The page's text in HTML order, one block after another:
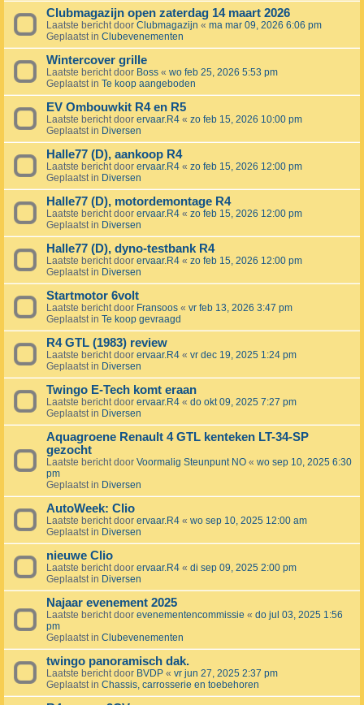
Clubmagazijn open zaterdag 14 maart 2026
Laatste bericht door Clubmagazijn « ma mar 09, 2026 6:06 pm
Geplaatst in Clubevenementen
Wintercover grille
Laatste bericht door Boss « wo feb 25, 2026 5:53 pm
Geplaatst in Te koop aangeboden
EV Ombouwkit R4 en R5
Laatste bericht door ervaar.R4 « zo feb 15, 2026 10:00 pm
Geplaatst in Diversen
Halle77 (D), aankoop R4
Laatste bericht door ervaar.R4 « zo feb 15, 2026 12:00 pm
Geplaatst in Diversen
Halle77 (D), motordemontage R4
Laatste bericht door ervaar.R4 « zo feb 15, 2026 12:00 pm
Geplaatst in Diversen
Halle77 (D), dyno-testbank R4
Laatste bericht door ervaar.R4 « zo feb 15, 2026 12:00 pm
Geplaatst in Diversen
Startmotor 6volt
Laatste bericht door Fransoos « vr feb 13, 2026 3:47 pm
Geplaatst in Te koop gevraagd
R4 GTL (1983) review
Laatste bericht door ervaar.R4 « vr dec 19, 2025 1:24 pm
Geplaatst in Diversen
Twingo E-Tech komt eraan
Laatste bericht door ervaar.R4 « do okt 09, 2025 7:27 pm
Geplaatst in Diversen
Aquagroene Renault 4 GTL kenteken LT-34-SP
gezocht
Laatste bericht door Voormalig Steunpunt NO « wo sep 10, 2025 6:30
pm
Geplaatst in Diversen
AutoWeek: Clio
Laatste bericht door ervaar.R4 « wo sep 10, 2025 12:00 am
Geplaatst in Diversen
nieuwe Clio
Laatste bericht door ervaar.R4 « di sep 09, 2025 2:00 pm
Geplaatst in Diversen
Najaar evenement 2025
Laatste bericht door evenementencommissie « do jul 03, 2025 1:56
pm
Geplaatst in Clubevenementen
twingo panoramisch dak.
Laatste bericht door BVDP « vr jun 27, 2025 2:37 pm
Geplaatst in Chassis, carrosserie en toebehoren